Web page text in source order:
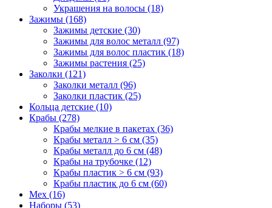
Украшения на волосы (18)
Зажимы (168)
Зажимы детские (30)
Зажимы для волос металл (97)
Зажимы для волос пластик (18)
Зажимы растения (25)
Заколки (121)
Заколки металл (96)
Заколки пластик (25)
Кольца детские (10)
Крабы (278)
Крабы мелкие в пакетах (36)
Крабы металл > 6 см (35)
Крабы металл до 6 см (48)
Крабы на трубочке (12)
Крабы пластик > 6 см (93)
Крабы пластик до 6 см (60)
Мех (16)
Наборы (53)